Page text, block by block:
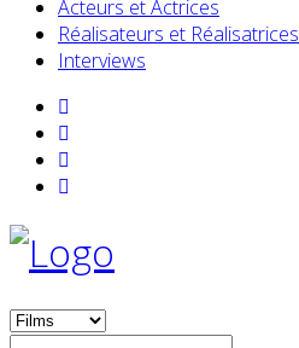
Acteurs et Actrices
Réalisateurs et Réalisatrices
Interviews